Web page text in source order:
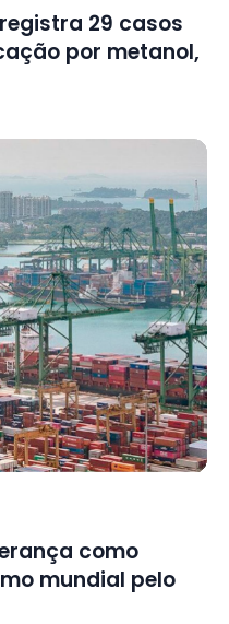
29 casos
por metanol,
como
mundial pelo